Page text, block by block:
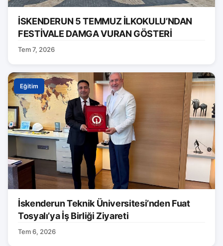
İSKENDERUN 5 TEMMUZ İLKOKULU’NDAN
FESTİVALE DAMGA VURAN GÖSTERİ
Tem 7, 2026
Eğitim
İskenderun Teknik Üniversitesi’nden Fuat
Tosyalı’ya İş Birliği Ziyareti
Tem 6, 2026